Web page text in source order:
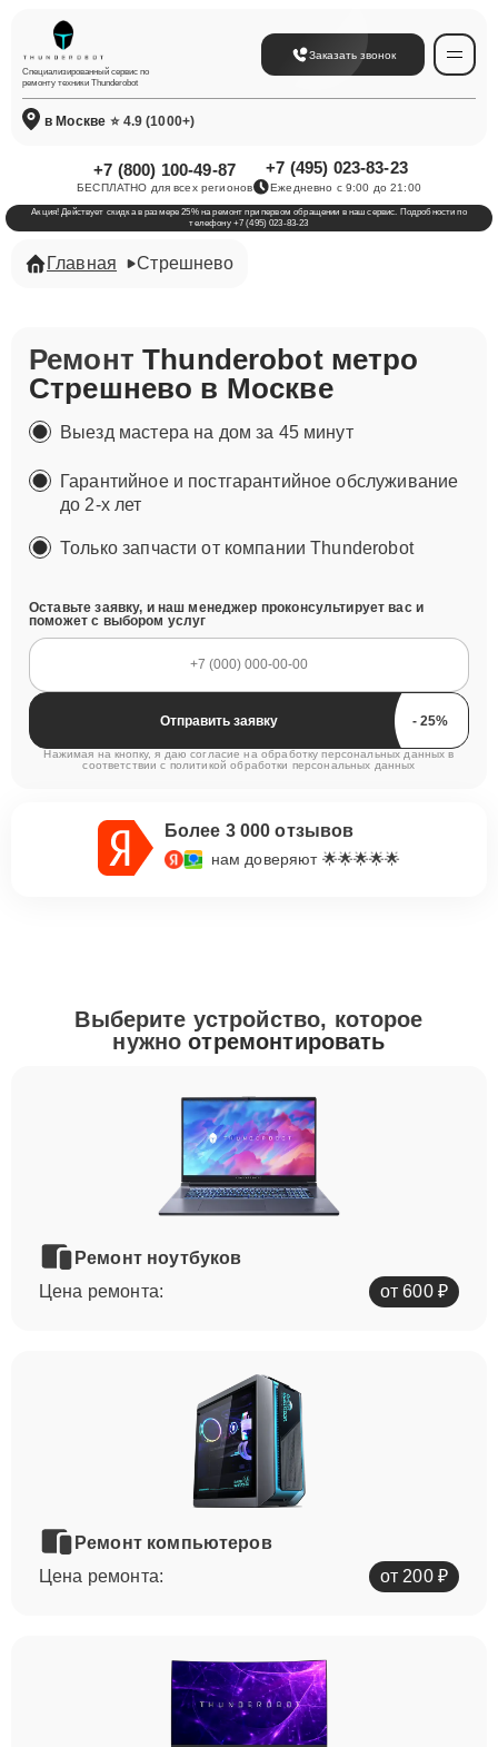
Специализированный сервис по
ремонту техники Thunderobot
Заказать звонок
в Москве ⭐ 4.9 (1000+)
+7 (800) 100-49-87
БЕСПЛАТНО для всех регионов
+7 (495) 023-83-23
Ежедневно с 9:00 до 21:00
Акция! Действует скидка в размере 25% на ремонт при первом обращении в наш сервис. Подробности по
телефону +7 (495) 023-83-23
Главная Стрешнево
РемонтThunderobot метро
Стрешнево в Москве
Выезд мастера на дом за 45 минут
Гарантийное и постгарантийное обслуживание
до 2-х лет
Только запчасти от компании Thunderobot
Оставьте заявку, и наш менеджер проконсультирует вас и
поможет с выбором услуг
Отправить заявку
Нажимая на кнопку, я даю согласие на обработку персональных данных в
соответствии с политикой обработки персональных данных
Более 3 000 отзывов
нам доверяют 🌟🌟🌟🌟🌟
Выберите устройство, которое
нужноотремонтировать
Ремонт ноутбуков
Цена ремонта:
от 600 ₽
Ремонт компьютеров
Цена ремонта:
от 200 ₽